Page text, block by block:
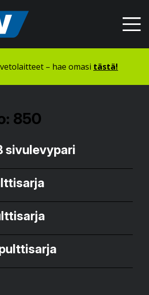
– hae omasi tästä!
850
sivulevypari